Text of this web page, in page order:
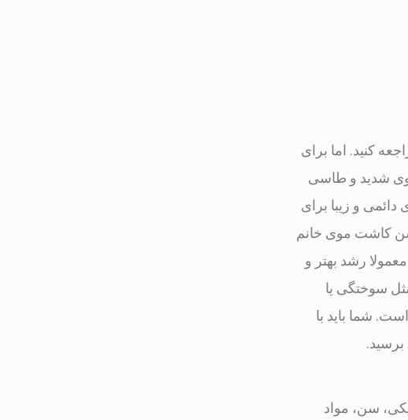
کنید. اما برای
شدید و طاسی
۳۰ سالگی است. اکثر روش های نوین کاشت مو تا ۱۲ سال موی دائمی و زیبا برای
سن کاشت موی خانم
رشد بهتر و
سوختگی یا
شما باید با
سن، مواد